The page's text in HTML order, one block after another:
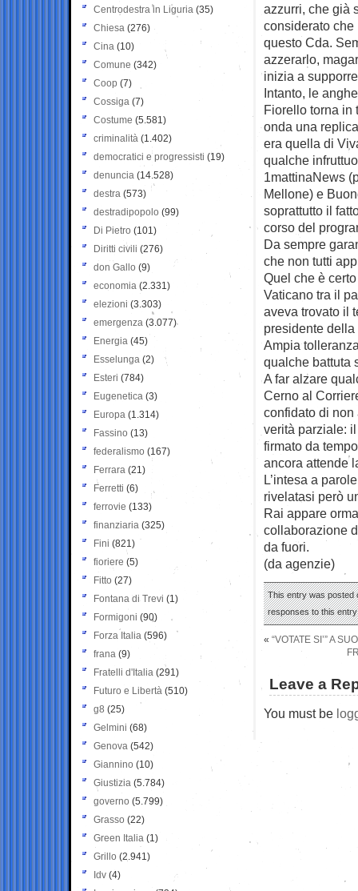
azzurri, che già
considerato
questo Cda.
azzerarlo,
inizia a
Intanto, le
Fiorello torna in
onda una
era quella di
qualche
1mattinaNews
Mellone) e
soprattutto il
corso del
Da sempre
che non tutti
Quel che è
Vaticano tra il
aveva trovato il
presidente
Ampia
qualche battuta
A far alzare
Cerno al
confidato di non
verità parziale:
firmato da
ancora attende
L’intesa a
rivelatasi però
Rai appare
collaborazione
da fuori.
(da agenzie)
This entry was posted
responses to this
« “VOTATE SI’” A
Leave a
You must be
Centrodestra in Liguria (35)
Chiesa (276)
Cina (10)
Comune (342)
Coop (7)
Cossiga (7)
Costume (5.581)
criminalità (1.402)
democratici e progressisti (19)
denuncia (14.528)
destra (573)
destradipopolo (99)
Di Pietro (101)
Diritti civili (276)
don Gallo (9)
economia (2.331)
elezioni (3.303)
emergenza (3.077)
Energia (45)
Esselunga (2)
Esteri (784)
Eugenetica (3)
Europa (1.314)
Fassino (13)
federalismo (167)
Ferrara (21)
Ferretti (6)
ferrovie (133)
finanziaria (325)
Fini (821)
fioriere (5)
Fitto (27)
Fontana di Trevi (1)
Formigoni (90)
Forza Italia (596)
frana (9)
Fratelli d'Italia (291)
Futuro e Libertà (510)
g8 (25)
Gelmini (68)
Genova (542)
Giannino (10)
Giustizia (5.784)
governo (5.799)
Grasso (22)
Green Italia (1)
Grillo (2.941)
Idv (4)